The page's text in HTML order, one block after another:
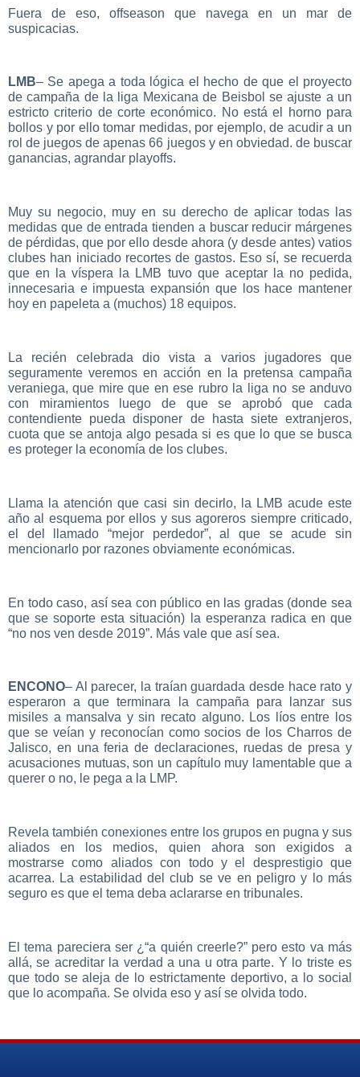
Fuera de eso, offseason que navega en un mar de
suspicacias.
LMB– Se apega a toda lógica el hecho de que el proyecto
de campaña de la liga Mexicana de Beisbol se ajuste a un
estricto criterio de corte económico. No está el horno para
bollos y por ello tomar medidas, por ejemplo, de acudir a un
rol de juegos de apenas 66 juegos y en obviedad. de buscar
ganancias, agrandar playoffs.
Muy su negocio, muy en su derecho de aplicar todas las
medidas que de entrada tienden a buscar reducir márgenes
de pérdidas, que por ello desde ahora (y desde antes) vatios
clubes han iniciado recortes de gastos. Eso sí, se recuerda
que en la víspera la LMB tuvo que aceptar la no pedida,
innecesaria e impuesta expansión que los hace mantener
hoy en papeleta a (muchos) 18 equipos.
La recién celebrada dio vista a varios jugadores que
seguramente veremos en acción en la pretensa campaña
veraniega, que mire que en ese rubro la liga no se anduvo
con miramientos luego de que se aprobó que cada
contendiente pueda disponer de hasta siete extranjeros,
cuota que se antoja algo pesada si es que lo que se busca
es proteger la economía de los clubes.
Llama la atención que casi sin decirlo, la LMB acude este
año al esquema por ellos y sus agoreros siempre criticado,
el del llamado “mejor perdedor”, al que se acude sin
mencionarlo por razones obviamente económicas.
En todo caso, así sea con público en las gradas (donde sea
que se soporte esta situación) la esperanza radica en que
“no nos ven desde 2019”. Más vale que así sea.
ENCONO– Al parecer, la traían guardada desde hace rato y
esperaron a que terminara la campaña para lanzar sus
misiles a mansalva y sin recato alguno. Los líos entre los
que se veían y reconocían como socios de los Charros de
Jalisco, en una feria de declaraciones, ruedas de presa y
acusaciones mutuas, son un capítulo muy lamentable que a
querer o no, le pega a la LMP.
Revela también conexiones entre los grupos en pugna y sus
aliados en los medios, quien ahora son exigidos a
mostrarse como aliados con todo y el desprestigio que
acarrea. La estabilidad del club se ve en peligro y lo más
seguro es que el tema deba aclararse en tribunales.
El tema pareciera ser ¿“a quién creerle?” pero esto va más
allá, se acreditar la verdad a una u otra parte. Y lo triste es
que todo se aleja de lo estrictamente deportivo, a lo social
que lo acompaña. Se olvida eso y así se olvida todo.